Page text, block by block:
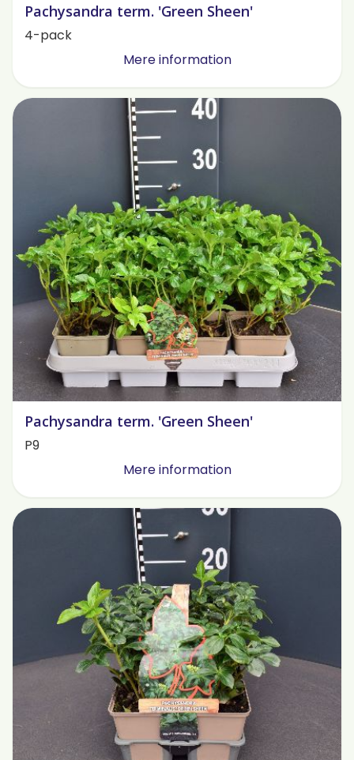
Pachysandra term. 'Green Sheen'
4-pack
Mere information
Pachysandra term. 'Green Sheen'
P9
Mere information